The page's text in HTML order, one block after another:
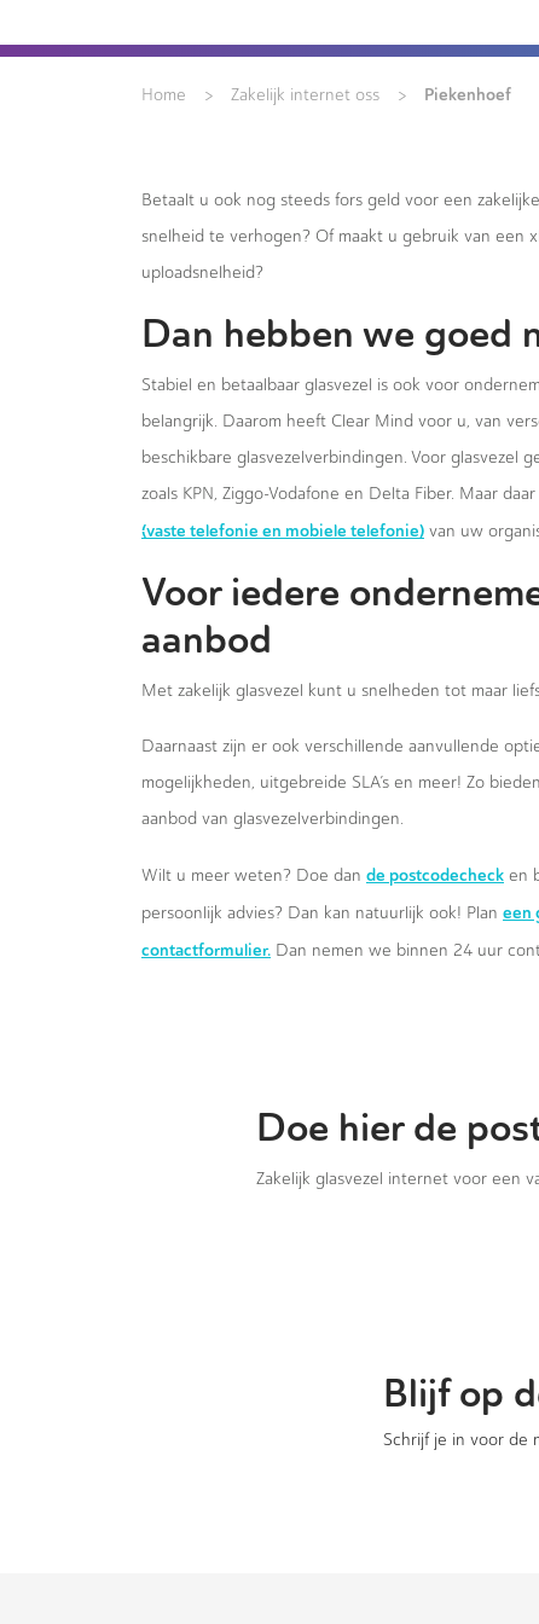
Home > Zakelijk internet oss > Piekenhoef
Betaalt u ook nog steeds fors geld voor een
snelheid te verhogen? Of maakt u gebruik van een
uploadsnelheid?
Dan hebben we goed
Stabiel en betaalbaar glasvezel is ook voor
belangrijk. Daarom heeft Clear Mind voor u, van
beschikbare glasvezelverbindingen. Voor glasvezel
zoals KPN, Ziggo-Vodafone en Delta Fiber. Maar
(vaste telefonie en mobiele telefonie) van uw
Voor iedere
aanbod
Met zakelijk glasvezel kunt u snelheden tot maar
Daarnaast zijn er ook verschillende aanvullende
mogelijkheden, uitgebreide SLA’s en meer! Zo
aanbod van glasvezelverbindingen.
Wilt u meer weten? Doe dan de postcodecheck en
persoonlijk advies? Dan kan natuurlijk ook! Plan een
contactformulier. Dan nemen we binnen 24 uur
Doe hier de
Zakelijk glasvezel internet voor een
Blijf op
Schrijf je in voor de